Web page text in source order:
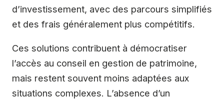
d’investissement, avec des parcours simplifiés
et des frais généralement plus compétitifs.
Ces solutions contribuent à démocratiser
l’accès au conseil en gestion de patrimoine,
mais restent souvent moins adaptées aux
situations complexes. L’absence d’un